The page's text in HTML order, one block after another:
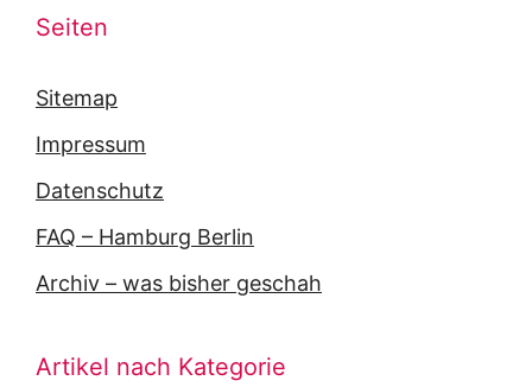
Seiten
Sitemap
Impressum
Datenschutz
FAQ – Hamburg Berlin
Archiv – was bisher geschah
Artikel nach Kategorie